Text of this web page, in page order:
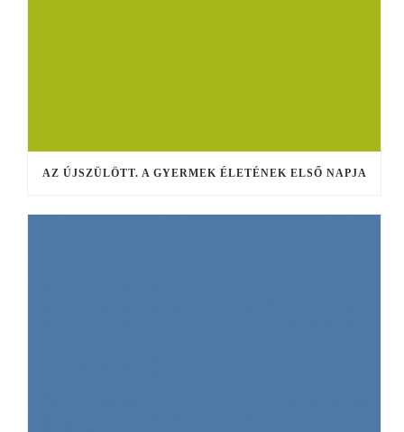
AZ ÚJSZÜLÖTT. A GYERMEK ÉLETÉNEK ELSŐ NAPJA